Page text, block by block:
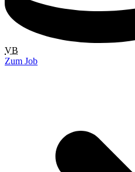
VB
Zum Job